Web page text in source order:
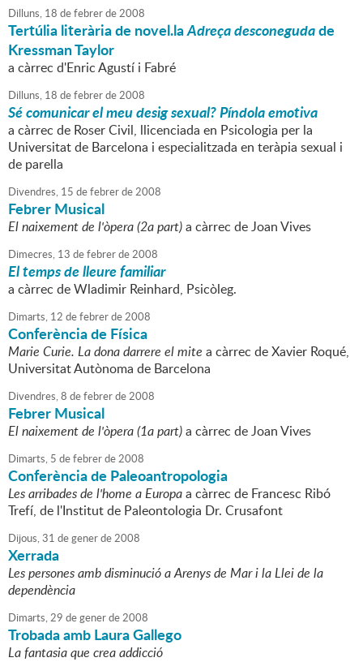
Dilluns, 18 defebrerde2008
Tertúlia literària de novel.laAdreça desconegudade
Kressman Taylor
a càrrec d'Enric Agustí i Fabré
Dilluns, 18 defebrerde2008
Sé comunicar el meu desig sexual? Píndola emotiva
a càrrec de Roser Civil, llicenciada en Psicologia per la
Universitat de Barcelona i especialitzada en teràpia sexual i
de parella
Divendres, 15 defebrerde2008
Febrer Musical
El naixement de l'òpera (2a part)a càrrec de Joan Vives
Dimecres, 13 defebrerde2008
El temps de lleure familiar
a càrrec de Wladimir Reinhard, Psicòleg.
Dimarts, 12 defebrerde2008
Conferència de Física
Marie Curie. La dona darrere el mite a càrrec de Xavier Roqué,
Universitat Autònoma de Barcelona
Divendres,8 defebrerde2008
Febrer Musical
El naixement de l'òpera (1a part)a càrrec de Joan Vives
Dimarts, 5 defebrerde2008
Conferència de Paleoantropologia
Les arribades de l'home a Europaa càrrec de Francesc Ribó
Trefí, de l'Institut de Paleontologia Dr. Crusafont
Dijous,31 degenerde2008
Xerrada
Les persones amb disminució a Arenys de Mar i la Llei de la
dependència
Dimarts,29 degenerde2008
Trobada amb Laura Gallego
La fantasia que crea addicció